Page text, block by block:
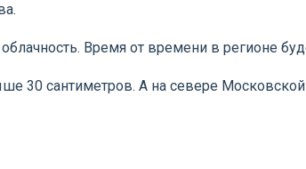
Время от времени в регионе
30 сантиметров. А на севере Московской